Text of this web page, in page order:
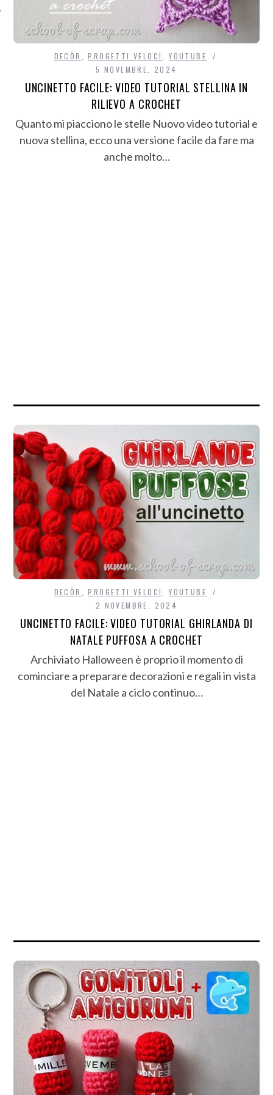
DECÒR ,PROGETTI VELOCI,YOUTUBE
5 NOVEMBRE, 2024
UNCINETTO FACILE: VIDEO TUTORIAL STELLINA IN
RILIEVO A CROCHET
Quanto mi piacciono le stelle Nuovo video tutorial e
nuova stellina, ecco una versione facile da fare ma
anche molto…
DECÒR ,PROGETTI VELOCI ,YOUTUBE
2 NOVEMBRE, 2024
UNCINETTO FACILE: VIDEO TUTORIAL GHIRLANDA DI
NATALE PUFFOSA A CROCHET
Archiviato Halloween è proprio il momento di
cominciare a preparare decorazioni e regali in vista
del Natale a ciclo continuo…